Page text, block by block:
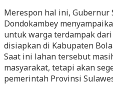
Merespon hal ini, Gubernur
Dondokambey
untuk warga terdampak
disiapkan di Kabupaten
Saat ini lahan tersebut
masyarakat, tetapi akan
pemerintah Provinsi